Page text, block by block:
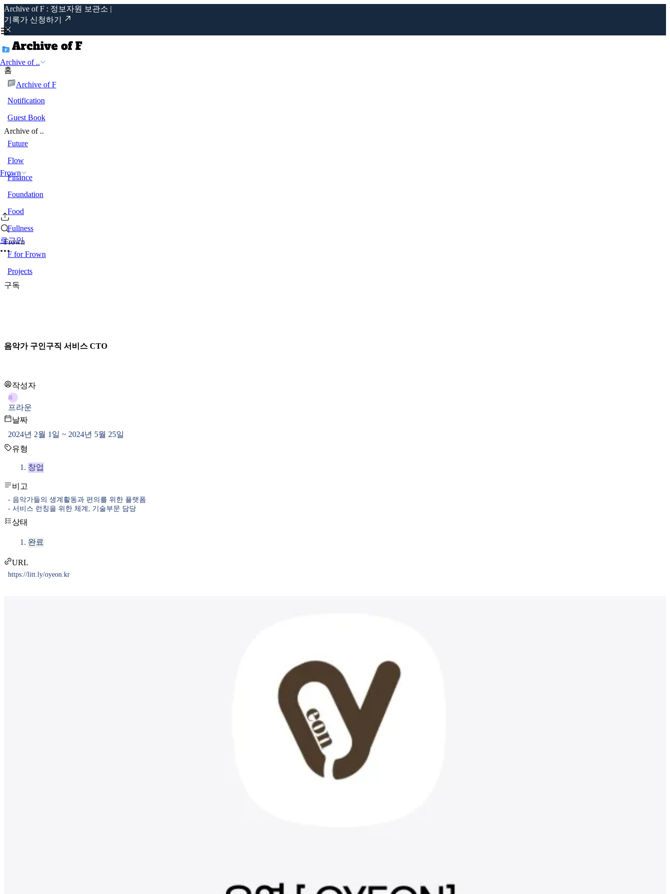
Archive of F : 정보자원 보관소 |
기록가 신청하기
Archive of ..
Frown
로그인
홈
Archive of F
Notification
Guest Book
Archive of ..
Future
Flow
Finance
Foundation
Food
Fullness
Frown
F for Frown
Projects
구독
음악가 구인구직 서비스 CTO
작성자
프
프라운
날짜
2024년 2월 1일 ~ 2024년 5월 25일
유형
창업
비고
- 음악가들의 생계활동과 편의를 위한 플랫폼
- 서비스 런칭을 위한 체계, 기술부문 담당
상태
완료
URL
https://litt.ly/oyeon.kr